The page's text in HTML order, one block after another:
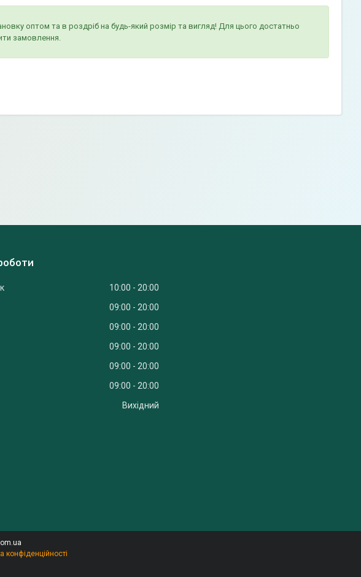
оптом та в роздріб на будь-який розмір та вигляд! Для цього достатньо
замовлення.
10:00
20:00
09:00
20:00
09:00
20:00
09:00
20:00
09:00
20:00
09:00
20:00
Вихідний
конфіденційності